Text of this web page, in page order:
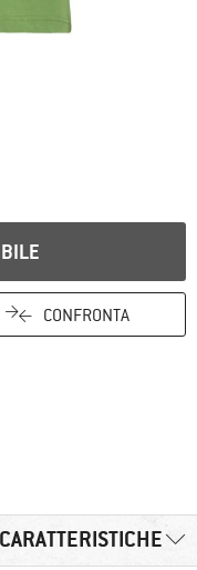
CONFRONTA
politica di recesso qui